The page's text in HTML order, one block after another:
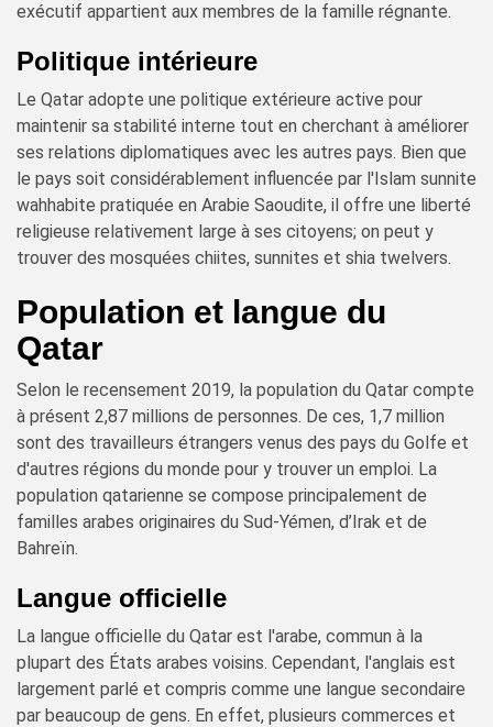
exécutif appartient aux membres de la famille régnante.
Politique intérieure
Le Qatar adopte une politique extérieure active pour
maintenir sa stabilité interne tout en cherchant à améliorer
ses relations diplomatiques avec les autres pays. Bien que
le pays soit considérablement influencée par l'Islam sunnite
wahhabite pratiquée en Arabie Saoudite, il offre une liberté
religieuse relativement large à ses citoyens; on peut y
trouver des mosquées chiites, sunnites et shia twelvers.
Population et langue du
Qatar
Selon le recensement 2019, la population du Qatar compte
à présent 2,87 millions de personnes. De ces, 1,7 million
sont des travailleurs étrangers venus des pays du Golfe et
d'autres régions du monde pour y trouver un emploi. La
population qatarienne se compose principalement de
familles arabes originaires du Sud-Yémen, d’Irak et de
Bahreïn.
Langue officielle
La langue officielle du Qatar est l'arabe, commun à la
plupart des États arabes voisins. Cependant, l'anglais est
largement parlé et compris comme une langue secondaire
par beaucoup de gens. En effet, plusieurs commerces et